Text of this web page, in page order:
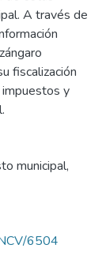
A través de
fiscalización
impuestos y
municipal,
6504